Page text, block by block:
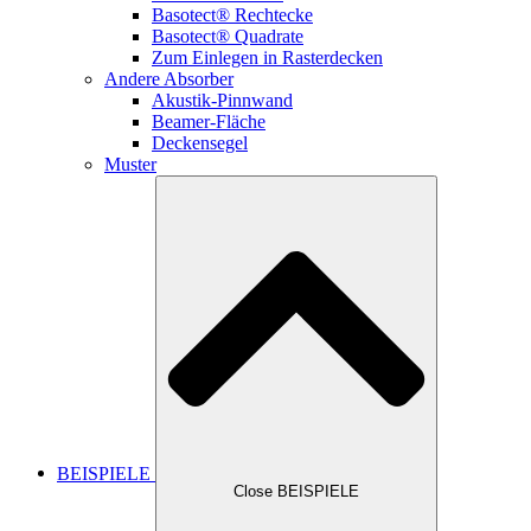
Basotect® Rechtecke
Basotect® Quadrate
Zum Einlegen in Rasterdecken
Andere Absorber
Akustik-Pinnwand
Beamer-Fläche
Deckensegel
Muster
BEISPIELE
Close BEISPIELE